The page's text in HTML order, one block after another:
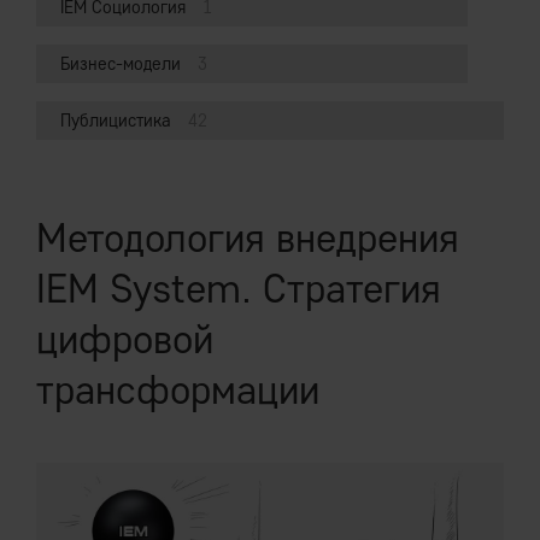
IEM Социология
Бизнес-модели
Публицистика
Методология внедрения
IEM System. Стратегия
цифровой
трансформации